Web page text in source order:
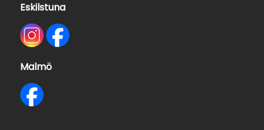
Eskilstuna
Malmö